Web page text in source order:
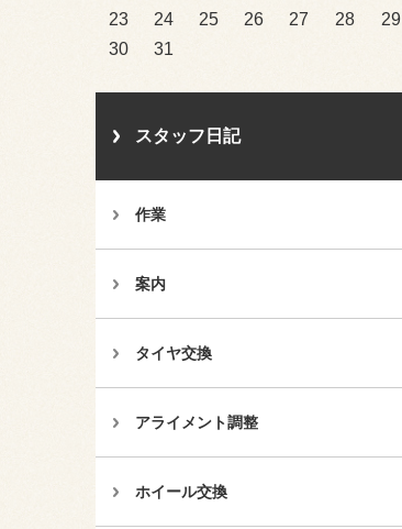
23
24 25 26 27 28
29
30
31
スタッフ日記
作業
案内
タイヤ交換
アライメント調整
ホイール交換